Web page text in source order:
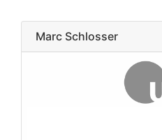
Marc Schlosser